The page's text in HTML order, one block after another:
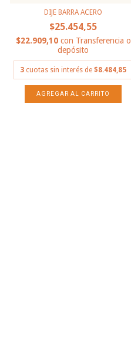
DIJE BARRA ACERO
$25.454,55
$22.909,10 con Transferencia o
depósito
3 cuotas sin interés de$8.484,85